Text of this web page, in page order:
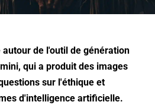
de l'outil de génération
qui a produit des images
sur l'éthique et
d'intelligence artificielle.